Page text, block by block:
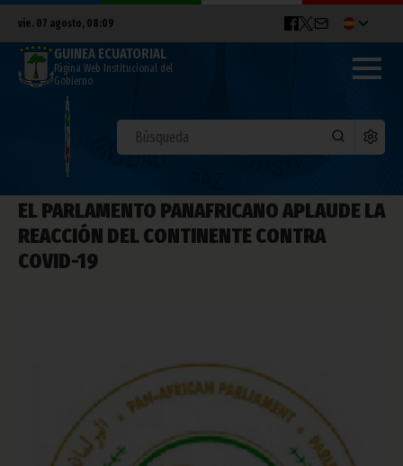
vie. 07 agosto, 08:09
GUINEA ECUATORIAL
Página Web Institucional del
Gobierno
EL PARLAMENTO PANAFRICANO APLAUDE LA
REACCIÓN DEL CONTINENTE CONTRA
COVID-19